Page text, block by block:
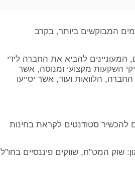
המבוקשים ביותר, בקרב
המעוניינים להביא את החברה לידי
השקעות מקצועי ומנוסה, אשר
החברה, הלוואות ועוד, אשר יסייעו
להכשיר סטודנטים לקראת בחינות
שוק המט"ח, שווקים פיננסיים בחו"ל